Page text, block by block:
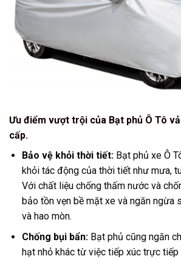
Ưu điểm vượt trội của Bạt phủ Ô Tô
cấp.
Bảo vệ khỏi thời tiết:Bạt phủ xe Ô
khỏi tác động của thời tiết như mưa,
Với chất liệu chống thấm nước và
bảo tồn vẹn bề mặt xe và ngăn ngừa
và hao mòn.
Chống bụi bẩn:Bạt phủ cũng ngăn
hạt nhỏ khác từ việc tiếp xúc trực